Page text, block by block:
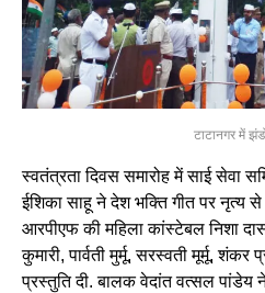
टाटानगर में
स्वतंत्रता दिवस समारोह में साई सेवा
ईशिका साहू ने देश भक्ति गीत पर नृत्य से
आरपीएफ की महिला कांस्टेबल निशा
कुमारी, पार्वती मुर्मू, सरस्वती मूर्मू,
प्रस्तुति दी. बालक वेदांत वत्सल